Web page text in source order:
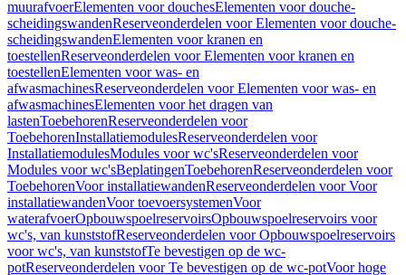
muurafvoerElementen voor douchesElementen voor douche-
scheidingswandenReserveonderdelen voor Elementen voor douche-
scheidingswandenElementen voor kranen en
toestellenReserveonderdelen voor Elementen voor kranen en
toestellenElementen voor was- en
afwasmachinesReserveonderdelen voor Elementen voor was- en
afwasmachinesElementen voor het dragen van
lastenToebehorenReserveonderdelen voor
ToebehorenInstallatiemodulesReserveonderdelen voor
InstallatiemodulesModules voor wc'sReserveonderdelen voor
Modules voor wc'sBeplatingenToebehorenReserveonderdelen voor
ToebehorenVoor installatiewandenReserveonderdelen voor Voor
installatiewandenVoor toevoersystemenVoor
waterafvoerOpbouwspoelreservoirsOpbouwspoelreservoirs voor
wc's, van kunststofReserveonderdelen voor Opbouwspoelreservoirs
voor wc's, van kunststofTe bevestigen op de wc-
potReserveonderdelen voor Te bevestigen op de wc-potVoor hoge